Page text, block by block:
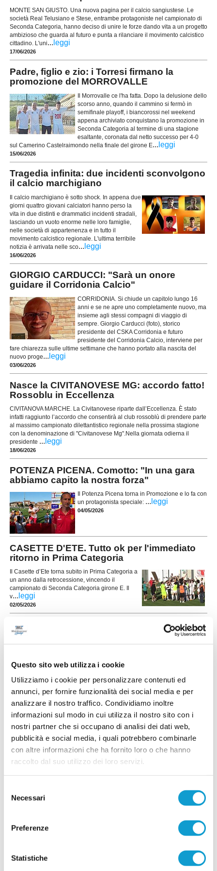
Questo sito web utilizza i cookie
Utilizziamo i cookie per personalizzare contenuti ed
annunci, per fornire funzionalità dei social media e per
analizzare il nostro traffico. Condividiamo inoltre
informazioni sul modo in cui utilizza il nostro sito con i
nostri partner che si occupano di analisi dei dati web,
pubblicità e social media, i quali potrebbero combinarle
con altre informazioni che ha fornito loro o che hanno
raccolto dal suo utilizzo dei loro servizi.
delNecessari
Preferenze
Statistiche
MONTE SAN GIUSTO. Una nuova pagina per il calcio sangiustese. Le
società Real Telusiano e Stese, entrambe protagoniste nel campionato di
Seconda Categoria, hanno deciso di unire le forze dando vita a un progetto
ambizioso che guarda al futuro e punta a rilanciare il movimento calcistico
cittadino. L'uni... leggi
17/06/2026
Padre, figlio e zio: i Torresi firmano la
promozione del MORROVALLE
Il Morrovalle ce l'ha fatta. Dopo la delusione dello
scorso anno, quando il cammino si fermò in
semifinale playoff, i biancorossi nel weekend
appena archiviato conquistano la promozione in
Seconda Categoria al termine di una stagione
esaltante, coronata dal netto successo per 4-0
sul Camerino Castelraimondo nella finale del girone E... leggi
15/06/2026
Tragedia infinita: due incidenti sconvolgono
il calcio marchigiano
Il calcio marchigiano è sotto shock. In appena due
giorni quattro giovani calciatori hanno perso la
vita in due distinti e drammatici incidenti stradali,
lasciando un vuoto enorme nelle loro famiglie,
nelle società di appartenenza e in tutto il
movimento calcistico regionale. L'ultima terribile
notizia è arrivata nelle sco... leggi
16/06/2026
GIORGIO CARDUCCI: "Sarà un onore
guidare il Corridonia Calcio"
CORRIDONIA. Si chiude un capitolo lungo 16
anni e se ne apre uno completamente nuovo, ma
insieme agli stessi compagni di viaggio di
sempre. Giorgio Carducci (foto), storico
presidente del CSKA Corridonia e futuro
presidente del Corridonia Calcio, interviene per
fare chiarezza sulle ultime settimane che hanno portato alla nascita del
nuovo proge... leggi
03/06/2026
Nasce la CIVITANOVESE MG: accordo fatto!
Rossoblu in Eccellenza
CIVITANOVA MARCHE. La Civitanovese riparte dall’Eccellenza. È stato
infatti raggiunto l’accordo che consentirà al club rossoblù di prendere parte
al massimo campionato dilettantistico regionale nella prossima stagione
con la denominazione di "Civitanovese Mg".Nella giornata odierna il
presidente ... leggi
18/06/2026
POTENZA PICENA. Comotto: "In una gara
abbiamo capito la nostra forza"
Il Potenza Picena torna in Promozione e lo fa con
un protagonista speciale: ... leggi
04/05/2026
CASETTE D'ETE. Tutto ok per l'immediato
ritorno in Prima Categoria
Il Casette d’Ete torna subito in Prima Categoria a
un anno dalla retrocessione, vincendo il
campionato di Seconda Categoria girone E. Il
v... leggi
02/05/2026
Festa giallorossa: POTENZA PICENA in
Promozione!
(vedi staff societario e rosa) si prende la sua
vittoria per 1-0 contro la Pinturetta - festeggiato
con un tifo da categoria superiore - sancisce il
02/05/2026
"Aurora in Eccellenza da protagonista, a
Treia servono investimenti"
TREIA. Dopo la vittoria del campionato di Promozione, in casa Aurora Treia
è già tempo di guardare avanti. A tracciare la rotta è Fabio Giulianelli,
prossima stagione, senza nascondere ambizioni ma mante...leggi
VISSO ALTONERA. Tiburzi: "Da matricola
VISSO. Il Visso Altonera scrive una pagina storica
del proprio percorso sportivo: al primo tentativo
dominando il girone F di Seconda categoria e